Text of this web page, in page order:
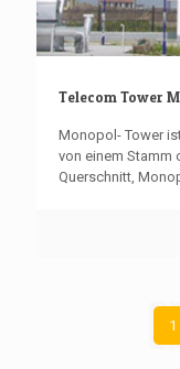
Telecom Tower
Monopol- Tower
von einem Stamm
Querschnitt,
1